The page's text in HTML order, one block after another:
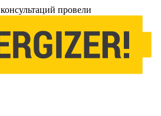
консультаций провели